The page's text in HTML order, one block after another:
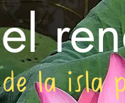
la isla